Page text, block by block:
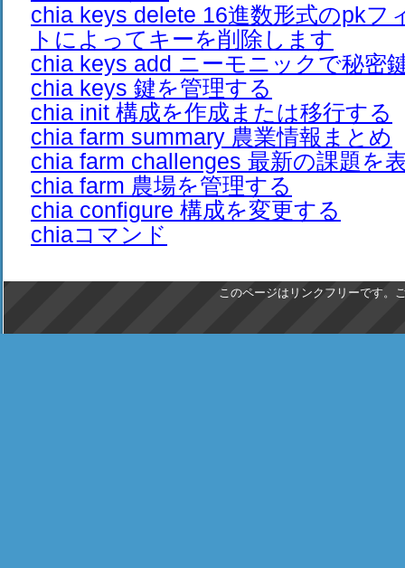
chia keys delete 16進数形式のpkフ
トによってキーを削除します
chia keys add ニーモニックで秘密
chia keys 鍵を管理する
chia init 構成を作成または移行する
chia farm summary 農業情報まとめ
chia farm challenges 最新の課題を
chia farm 農場を管理する
chia configure 構成を変更する
chiaコマンド
このページはリンクフリーです。